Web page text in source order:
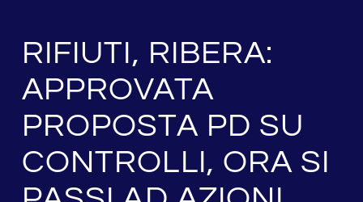
RIFIUTI, RIBERA:
APPROVATA
PROPOSTA PD SU
CONTROLLI, ORA SI